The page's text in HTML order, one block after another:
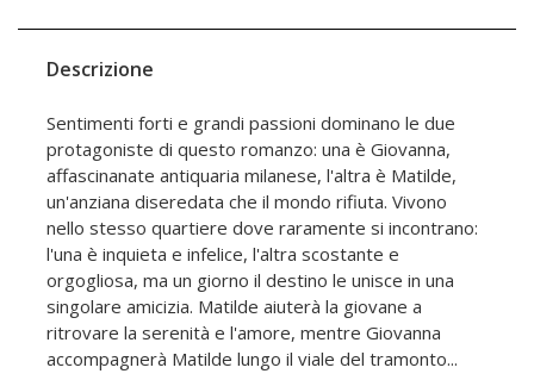
Descrizione
Sentimenti forti e grandi passioni dominano le due
protagoniste di questo romanzo: una è Giovanna,
affascinanate antiquaria milanese, l'altra è Matilde,
un'anziana diseredata che il mondo rifiuta. Vivono
nello stesso quartiere dove raramente si incontrano:
l'una è inquieta e infelice, l'altra scostante e
orgogliosa, ma un giorno il destino le unisce in una
singolare amicizia. Matilde aiuterà la giovane a
ritrovare la serenità e l'amore, mentre Giovanna
accompagnerà Matilde lungo il viale del tramonto...